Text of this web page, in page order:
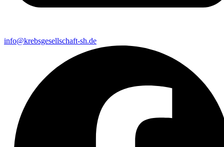
info@krebsgesellschaft-sh.de